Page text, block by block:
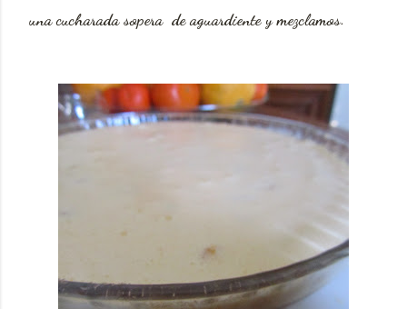
una cucharada sopera de aguardiente y mezclamos.